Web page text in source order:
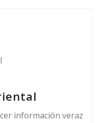
información veraz